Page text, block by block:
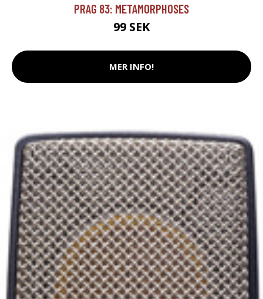
PRAG 83: METAMORPHOSES
99 SEK
MER INFO!